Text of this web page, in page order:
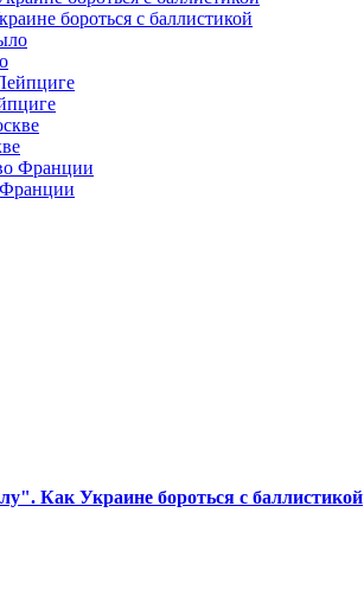
бороться с баллистикой
Как Украине бороться с баллистикой